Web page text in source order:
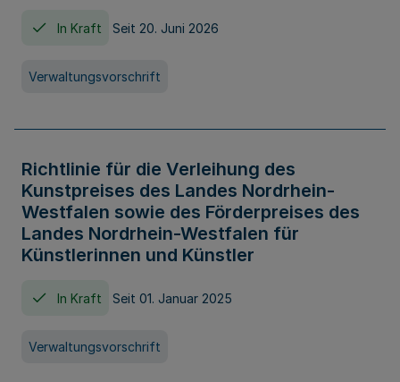
In Kraft Seit 20. Juni 2026
Verwaltungsvorschrift
Richtlinie für die Verleihung des
Kunstpreises des Landes Nordrhein-
Westfalen sowie des Förderpreises des
Landes Nordrhein-Westfalen für
Künstlerinnen und Künstler
In Kraft Seit 01. Januar 2025
Verwaltungsvorschrift